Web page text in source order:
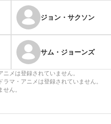
ジョン・サクソン
サム・ジョーンズ
メは登録されていません。
マ・アニメは登録されていません。
ん。